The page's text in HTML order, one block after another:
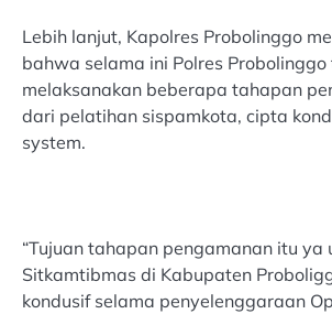
Lebih lanjut, Kapolres Probolinggo
bahwa selama ini Polres Probolinggo
melaksanakan beberapa tahapan
dari pelatihan sispamkota, cipta
system.
“Tujuan tahapan pengamanan itu ya
Sitkamtibmas di Kabupaten
kondusif selama penyelenggaraan